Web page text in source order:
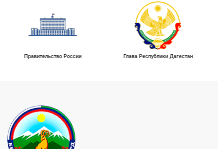
Правительство России Глава Республики Дагестан